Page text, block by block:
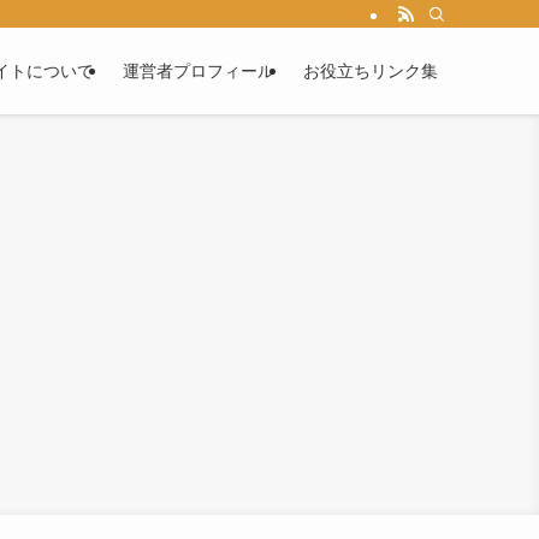
トについて 運営者プロフィール お役立ちリンク集